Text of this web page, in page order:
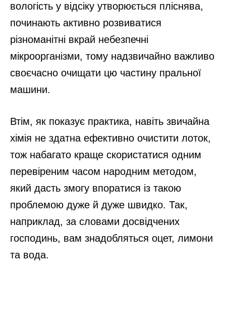
вологість у відсіку утворюється пліснява,
починають активно розвиватися
різноманітні вкрай небезпечні
мікроорганізми, тому надзвичайно важливо
своєчасно очищати цю частину пральної
машини.
Втім, як показує практика, навіть звичайна
хімія не здатна ефективно очистити лоток,
тож набагато краще скористатися одним
перевіреним часом народним методом,
який дасть змогу впоратися із такою
проблемою дуже й дуже швидко. Так,
наприклад, за словами досвідчених
господинь, вам знадобляться оцет, лимони
та вода.